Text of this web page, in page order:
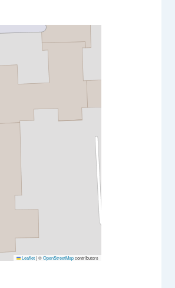
Leaflet|©OpenStreetMapcontributors